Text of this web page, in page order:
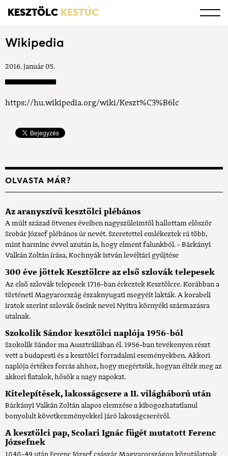
KESZTÖLC KESTÚC
Wikipedia
2016. január 05.
https://hu.wikipedia.org/wiki/Keszt%C3%B6lc
OLVASTA MÁR?
Az aranyszívű kesztölci plébános
A múlt század ötvenes éveiben nagyszüleimtől hallottam először
Srobár József plébános úr nevét. Szeretettel emlékeztek rá több,
mint harminc évvel azután is, hogy elment falunkból. - Bárkányi
Valkán Zoltán írása, Kochnyák István levéltári gyűjtése
300 éve jöttek Kesztölcre az első szlovák telepesek
Az első szlovák telepesek 1716-ban érkeztek Kesztölcre. Korábban a
történeti Magyarország északnyugati megyéit lakták. A korabeli
iratok szerint szlovák őseink nevei Nyitra környéki származásra
utalnak.
Szokolik Sándor kesztölci naplója 1956-ból
Szokolik Sándor ma Ausztráliában él. 1956-ban tevékenyen részt
vett a budapesti és a kesztölci forradalmi eseményekben. Akkori
naplója értékes forrás ahhoz, hogy megértsük, hogyan élték meg az
akkori fiatalok, hősök a nagy napokat.
Kitelepítések, lakosságcsere a II. világháború után
Bárkányi Valkán Zoltán alapos elemzése a kibogozhatatlanul
bonyolult következményekkel járó lakoságcseréről.
A kesztölci pap, Scolari Ignác fügét mutatott Ferenc
Józsefnek
1848-49 után Ferenc József császár Magyarországon közutálatnak